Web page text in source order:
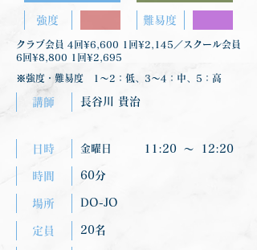
強度 難易度
クラブ会員 4回¥6,600 1回¥2,145／スクール会員
6回¥8,800 1回¥2,695
※強度・難易度 1〜2：低、3〜4：中、5：高
講師 長谷川 貴治
日時 金曜日 11:20 〜 12:20
時間 60分
場所 DO-JO
定員 20名